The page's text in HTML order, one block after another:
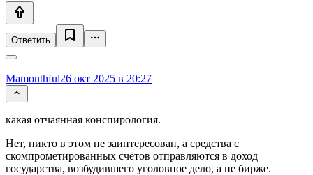
Ответить
Mamonthful26 окт 2025 в 20:27
какая отчаянная конспирология.
Нет, никто в этом не заинтересован, а средства с
скомпрометированных счётов отправляются в доход
государства, возбудившего уголовное дело, а не бирже.